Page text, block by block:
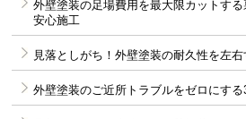
外壁塗装の足場費用を最大限カットす
安心施工
見落としがち！外壁塗装の耐久性を左
外壁塗装のご近所トラブルをゼロにす